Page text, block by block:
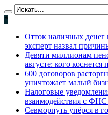
*
Отток наличных денег
эксперт назвал
Девяти миллионам
августе: кого коснется
600 договоров
уничтожает малый
Налоговые
взаимодействия с ФНС
Севморпуть упёрся в